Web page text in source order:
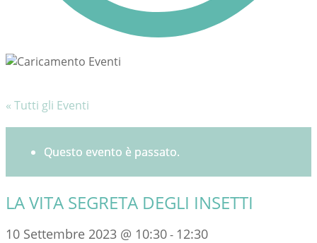
« Tutti gli Eventi
Questo evento è passato.
LA VITA SEGRETA DEGLI INSETTI
10 Settembre 2023 @ 10:30- 12:30